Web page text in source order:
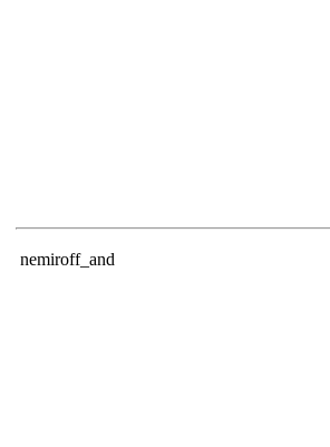
nemiroff_and